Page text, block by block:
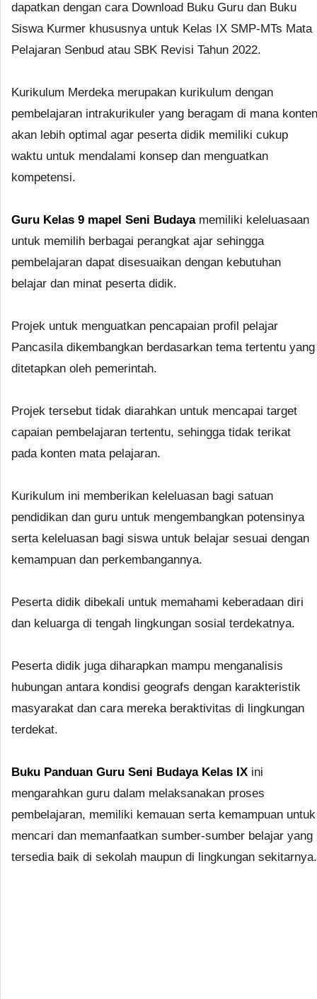
dapatkan dengan cara Download Buku Guru dan Buku
Siswa Kurmer khususnya untuk Kelas IX SMP-MTs Mata
Pelajaran Senbud atau SBK Revisi Tahun 2022.
Kurikulum Merdeka merupakan kurikulum dengan
pembelajaran intrakurikuler yang beragam di mana konten
akan lebih optimal agar peserta didik memiliki cukup
waktu untuk mendalami konsep dan menguatkan
kompetensi.
Guru Kelas 9 mapel Seni Budayamemiliki keleluasaan
untuk memilih berbagai perangkat ajar sehingga
pembelajaran dapat disesuaikan dengan kebutuhan
belajar dan minat peserta didik.
Projek untuk menguatkan pencapaian profil pelajar
Pancasila dikembangkan berdasarkan tema tertentu yang
ditetapkan oleh pemerintah.
Projek tersebut tidak diarahkan untuk mencapai target
capaian pembelajaran tertentu, sehingga tidak terikat
pada konten mata pelajaran.
Kurikulum ini memberikan keleluasan bagi satuan
pendidikan dan guru untuk mengembangkan potensinya
serta keleluasan bagi siswa untuk belajar sesuai dengan
kemampuan dan perkembangannya.
Peserta didik dibekali untuk memahami keberadaan diri
dan keluarga di tengah lingkungan sosial terdekatnya.
Peserta didik juga diharapkan mampu menganalisis
hubungan antara kondisi geografs dengan karakteristik
masyarakat dan cara mereka beraktivitas di lingkungan
terdekat.
Buku Panduan Guru Seni Budaya Kelas IX ini
mengarahkan guru dalam melaksanakan proses
pembelajaran, memiliki kemauan serta kemampuan untuk
mencari dan memanfaatkan sumber-sumber belajar yang
tersedia baik di sekolah maupun di lingkungan sekitarnya.